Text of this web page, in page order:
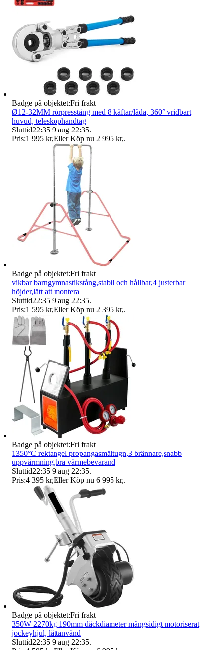
Badge på objektet:Fri frakt
Ø12-32MM rörpresstång med 8 käftar/låda, 360° vridbart
huvud, teleskophandtag
Sluttid22:35 9 aug 22:35.
Pris:1 995 kr,Eller Köp nu 2 995 kr,.
Badge på objektet:Fri frakt
vikbar barngymnastikstång,stabil och hållbar,4 justerbar
höjder,lätt att montera
Sluttid22:35 9 aug 22:35.
Pris:1 595 kr,Eller Köp nu 2 395 kr,.
Badge på objektet:Fri frakt
1350°C rektangel propangasmältugn,3 brännare,snabb
uppvärmning,bra värmebevarand
Sluttid22:35 9 aug 22:35.
Pris:4 395 kr,Eller Köp nu 6 995 kr,.
Badge på objektet:Fri frakt
350W 2270kg 190mm däckdiameter mångsidigt motoriserat
jockeyhjul, lättanvänd
Sluttid22:35 9 aug 22:35.